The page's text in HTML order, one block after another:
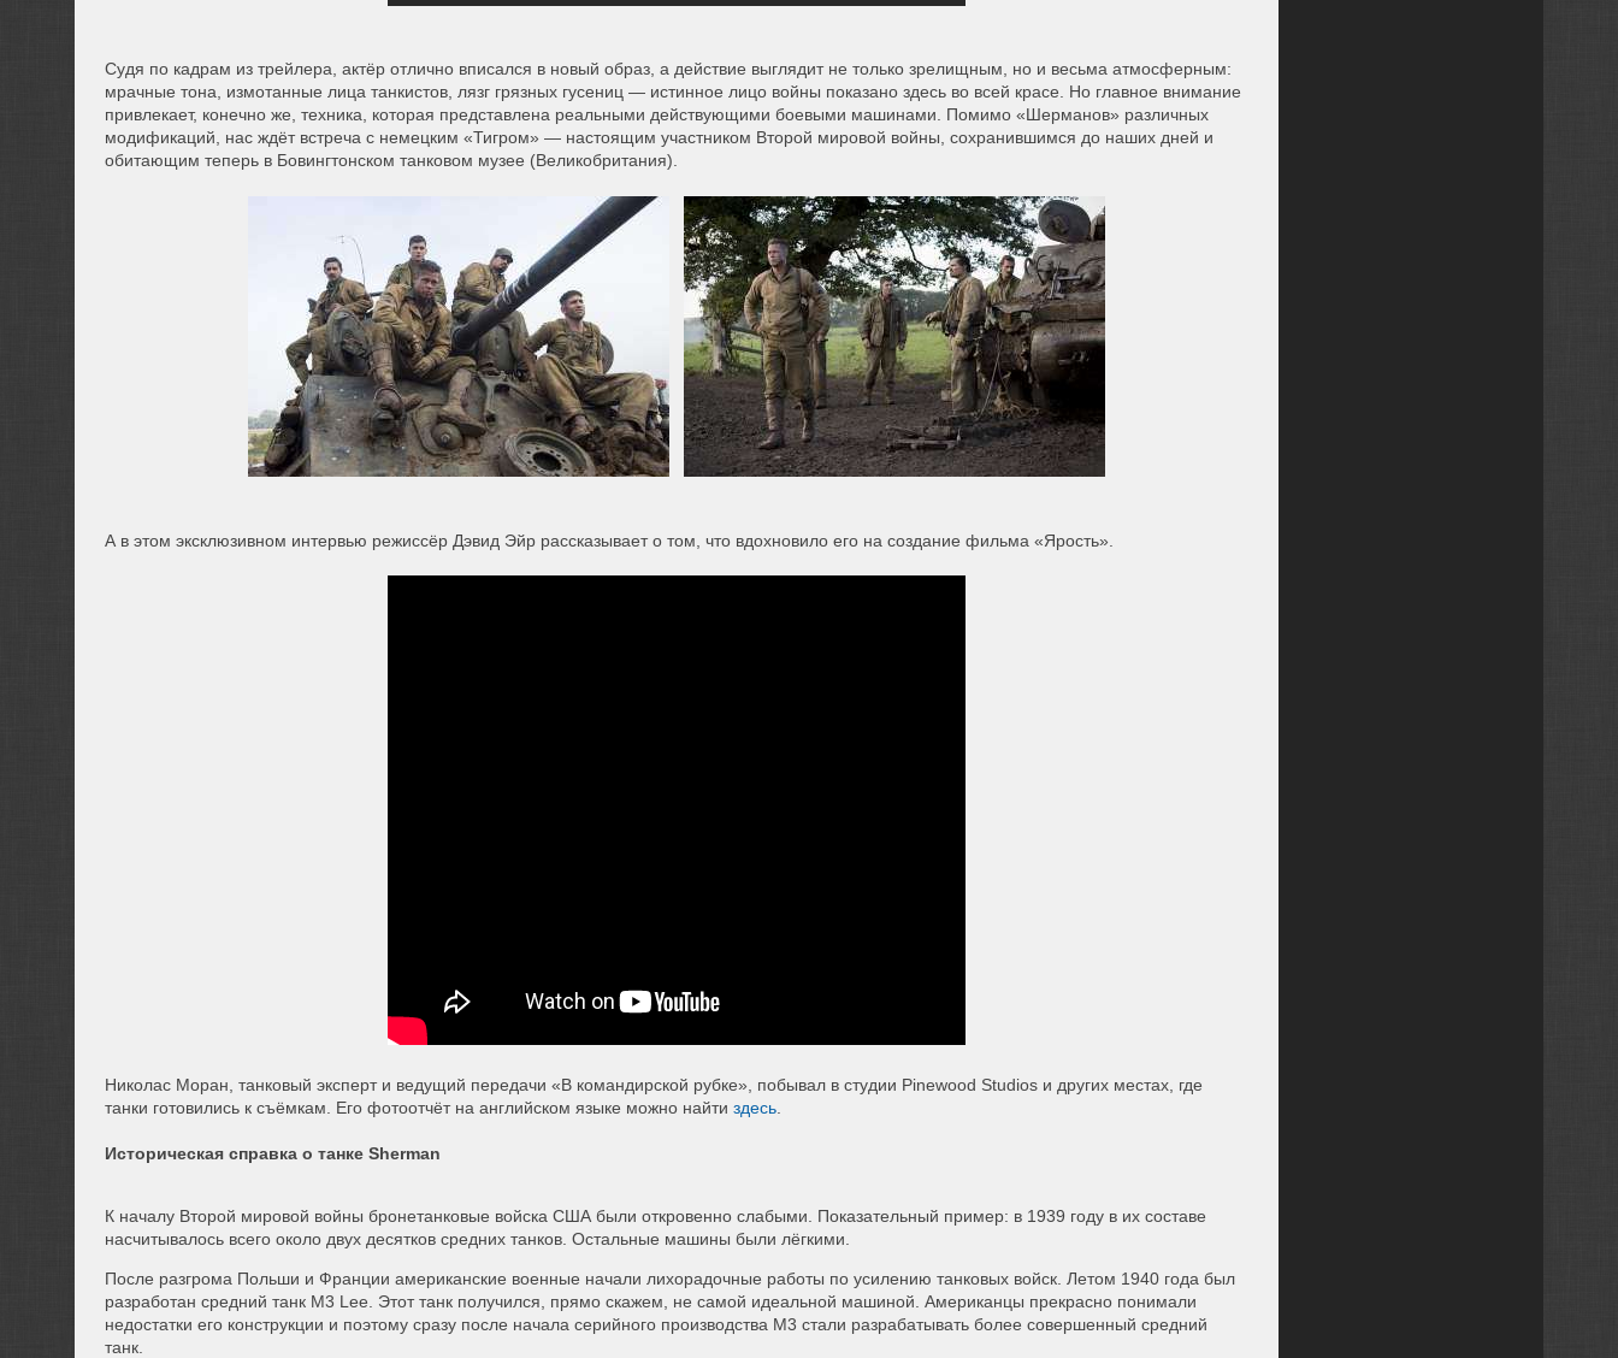
Судя по кадрам из трейлера, актёр отлично вписался в новый образ, а действие выглядит не только зрелищным, но и весьма атмосферным:
мрачные тона, измотанные лица танкистов, лязг грязных гусениц — истинное лицо войны показано здесь во всей красе. Но главное внимание
привлекает, конечно же, техника, которая представлена реальными действующими боевыми машинами. Помимо «Шерманов» различных
модификаций, нас ждёт встреча с немецким «Тигром» — настоящим участником Второй мировой войны, сохранившимся до наших дней и
обитающим теперь в Бовингтонском танковом музее (Великобритания).
А в этом эксклюзивном интервью режиссёр Дэвид Эйр рассказывает о том, что вдохновило его на создание фильма «Ярость».
Николас Моран, танковый эксперт и ведущий передачи «В командирской рубке», побывал в студии Pinewood Studios и других местах, где
танки готовились к съёмкам. Его фотоотчёт на английском языке можно найти здесь
Историческая справка о танке Sherman
К началу Второй мировой войны бронетанковые войска США были откровенно слабыми. Показательный пример: в 1939 году в их составе
насчитывалось всего около двух десятков средних танков. Остальные машины были лёгкими.
После разгрома Польши и Франции американские военные начали лихорадочные работы по усилению танковых войск. Летом 1940 года был
разработан средний танк М3 Lee. Этот танк получился, прямо скажем, не самой идеальной машиной. Американцы прекрасно понимали
недостатки его конструкции и поэтому сразу после начала серийного производства М3 стали разрабатывать более совершенный средний
танк.